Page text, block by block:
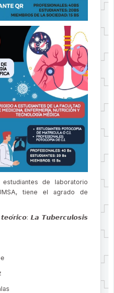
de laboratorio
tiene el agrado de
𝙇𝙖 𝙏𝙪𝙗𝙚𝙧𝙘𝙪𝙡𝙤𝙨𝙞𝙨